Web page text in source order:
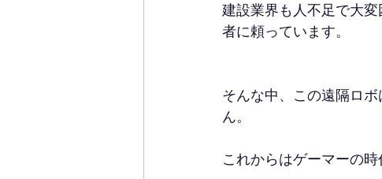
建設業界も人不足で大
者に頼っています。
そんな中、この遠隔ロ
ん。
これからはゲーマーの時